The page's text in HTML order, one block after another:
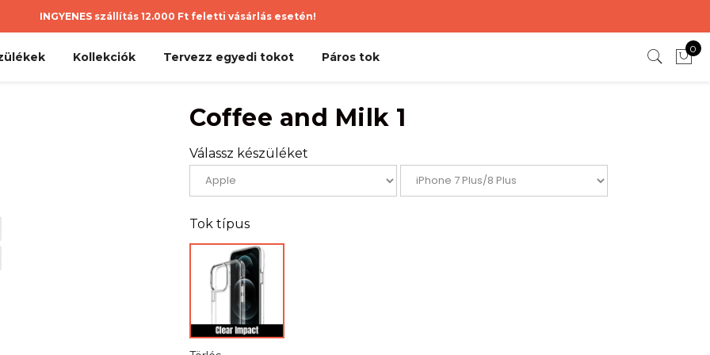
INGYENES szállítás 12.000 Ft feletti vásárlás esetén!
Kollekciók Tervezz egyedi tokot Páros tok
0
Coffee and Milk 1
Válassz készüléket
Tok típus